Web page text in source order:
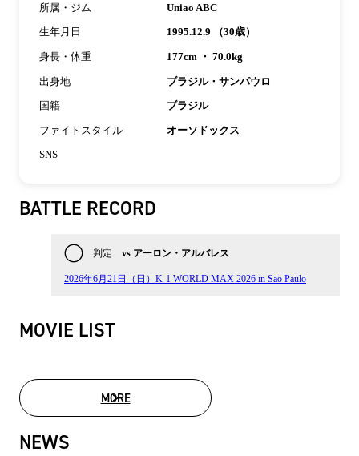
所属・ジム Uniao ABC
生年月日 1995.12.9 （30歳）
身長・体重 177cm ・ 70.0kg
出身地 ブラジル・サンパウロ
国籍 ブラジル
ファイトスタイル オーソドックス
SNS
BATTLE RECORD
判定 vs アーロン・アルバレス
2026年6月21日（日）K-1 WORLD MAX 2026 in Sao Paulo
MOVIE LIST
MOREMOVIE LIST
NEWS